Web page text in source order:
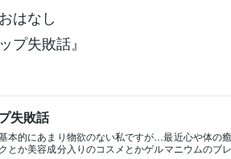
はなし
プ失敗話』
失敗話
本的にあまり物欲のない私ですが…最近心や体の
とか美容成分入りのコスメとかゲルマニウムのブ